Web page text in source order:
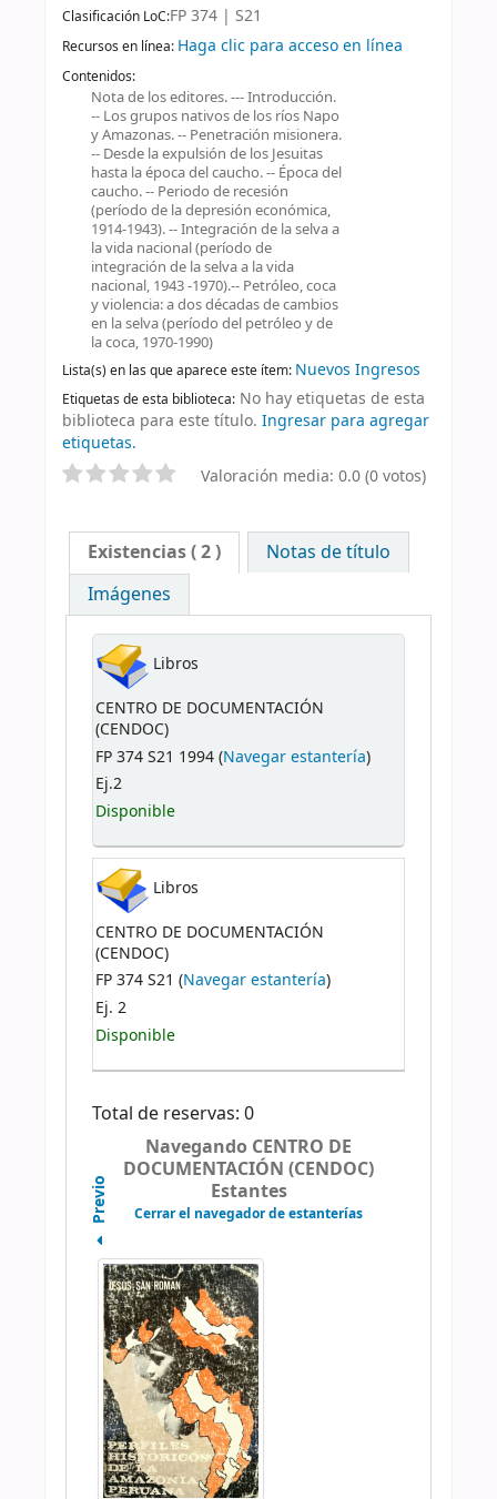
Clasificación LoC:FP 374 | S21
Recursos en línea: Haga clic para acceso en línea
Contenidos:
Nota de los editores. --- Introducción.
-- Los grupos nativos de los ríos Napo
y Amazonas. -- Penetración misionera.
-- Desde la expulsión de los Jesuitas
hasta la época del caucho. -- Época del
caucho. -- Periodo de recesión
(período de la depresión económica,
1914-1943). -- Integración de la selva a
la vida nacional (período de
integración de la selva a la vida
nacional, 1943 -1970).-- Petróleo, coca
y violencia: a dos décadas de cambios
en la selva (período del petróleo y de
la coca, 1970-1990)
Lista(s) en las que aparece este ítem: Nuevos Ingresos
Etiquetas de esta biblioteca: No hay etiquetas de esta
biblioteca para este título. Ingresar para agregar
etiquetas.
Valoración media: 0.0 (0 votos)
Existencias( 2 )
Notas de título
Imágenes
Libros
CENTRO DE DOCUMENTACIÓN
(CENDOC)
FP 374 S21 1994 (Navegar estantería)
Ej.2
Disponible
Libros
CENTRO DE DOCUMENTACIÓN
(CENDOC)
FP 374 S21 (Navegar estantería)
Ej. 2
Disponible
Total de reservas: 0
Navegando CENTRO DE
DOCUMENTACIÓN (CENDOC)
Estantes
Cerrar el navegador de estanterías
Previo